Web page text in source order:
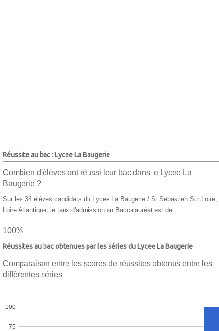
Réussite au bac : Lycee La Baugerie
Combien d'élèves ont réussi leur bac dans le Lycee La
Baugerie ?
Sur les 34 élèves candidats du Lycee La Baugerie / St Sebastien Sur Loire,
Loire Atlantique, le taux d'admission au Baccalauréat est de :
100%
Réussites au bac obtenues par les séries du Lycee La Baugerie
Comparaison entre les scores de réussites obtenus entre les
différentes séries
75
100